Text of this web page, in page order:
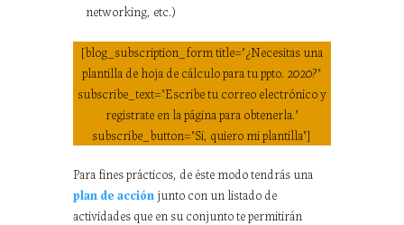
networking, etc.)
[blog_subscription_form title="¿Necesitas una
plantilla de hoja de cálculo para tu ppto. 2020?"
subscribe_text="Escribe tu correo electrónico y
registrate en la página para obtenerla."
subscribe_button="Si, quiero mi plantilla"]
Para fines prácticos, de éste modo tendrás una
plan de acción junto con un listado de
actividades que en su conjunto te permitirán